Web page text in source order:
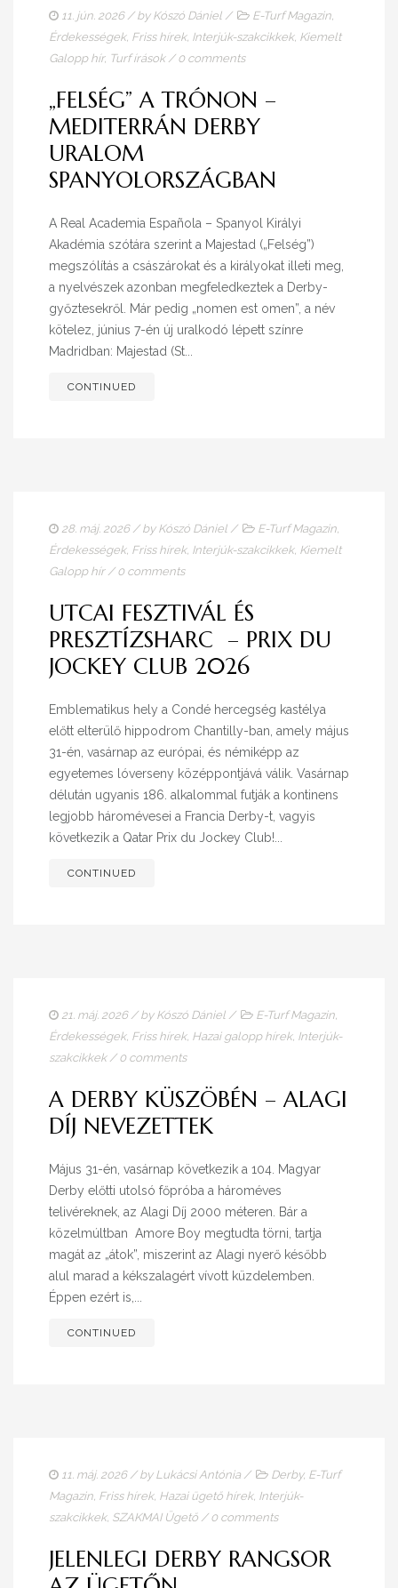
11. jún. 2026/ by Kószó Dániel / E-Turf Magazin,
Érdekességek, Friss hírek, Interjúk-szakcikkek, Kiemelt
Galopp hír, Turf írások/ 0 comments
„FELSÉG” A TRÓNON –
MEDITERRÁN DERBY
URALOM
SPANYOLORSZÁGBAN
A Real Academia Española – Spanyol Királyi
Akadémia szótára szerint a Majestad („Felség”)
megszólítás a császárokat és a királyokat illeti meg,
a nyelvészek azonban megfeledkeztek a Derby-
győztesekről. Már pedig „nomen est omen”, a név
kötelez, június 7-én új uralkodó lépett színre
Madridban: Majestad (St...
CONTINUED
28. máj. 2026/ by Kószó Dániel / E-Turf Magazin,
Érdekességek, Friss hírek, Interjúk-szakcikkek, Kiemelt
Galopp hír/ 0 comments
UTCAI FESZTIVÁL ÉS
PRESZTÍZSHARC – PRIX DU
JOCKEY CLUB 2026
Emblematikus hely a Condé hercegség kastélya
előtt elterülő hippodrom Chantilly-ban, amely május
31-én, vasárnap az európai, és némiképp az
egyetemes lóverseny középpontjává válik. Vasárnap
délután ugyanis 186. alkalommal futják a kontinens
legjobb háromévesei a Francia Derby-t, vagyis
következik a Qatar Prix du Jockey Club!...
CONTINUED
21. máj. 2026/ by Kószó Dániel / E-Turf Magazin,
Érdekességek, Friss hírek, Hazai galopp hírek, Interjúk-
szakcikkek/ 0 comments
A DERBY KÜSZÖBÉN – ALAGI
DÍJ NEVEZETTEK
Május 31-én, vasárnap következik a 104. Magyar
Derby előtti utolsó főpróba a hároméves
telivéreknek, az Alagi Díj 2000 méteren. Bár a
közelmúltban Amore Boy megtudta törni, tartja
magát az „átok”, miszerint az Alagi nyerő később
alul marad a kékszalagért vívott küzdelemben.
Éppen ezért is,...
CONTINUED
11. máj. 2026/ by Lukácsi Antónia / Derby, E-Turf
Magazin, Friss hírek, Hazai ügető hírek, Interjúk-
szakcikkek, SZAKMAI Ügető / 0 comments
JELENLEGI DERBY RANGSOR